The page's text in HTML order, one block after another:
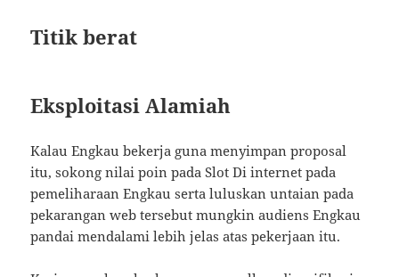
Titik berat
Eksploitasi Alamiah
Kalau Engkau bekerja guna menyimpan proposal
itu, sokong nilai poin pada Slot Di internet pada
pemeliharaan Engkau serta luluskan untaian pada
pekarangan web tersebut mungkin audiens Engkau
pandai mendalami lebih jelas atas pekerjaan itu.